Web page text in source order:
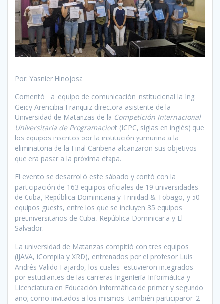
Por: Yasnier Hinojosa
Comentó al equipo de comunicación institucional la Ing.
Geidy Arencibia Franquiz directora asistente de la
Universidad de Matanzas de la Competición Internacional
Universitaria de Programaciónt (ICPC, siglas en inglés) que
los equipos inscritos por la institución yumurina a la
eliminatoria de la Final Caribeña alcanzaron sus objetivos
que era pasar a la próxima etapa.
El evento se desarrolló este sábado y contó con la
participación de 163 equipos oficiales de 19 universidades
de Cuba, República Dominicana y Trinidad & Tobago, y 50
equipos guests, entre los que se incluyen 35 equipos
preuniversitarios de Cuba, República Dominicana y El
Salvador.
La universidad de Matanzas compitió con tres equipos
(iJAVA, iCompila y XRD), entrenados por el profesor Luis
Andrés Valido Fajardo, los cuales estuvieron integrados
por estudiantes de las carreras Ingeniería Informática y
Licenciatura en Educación Informática de primer y segundo
año; como invitados a los mismos también participaron 2